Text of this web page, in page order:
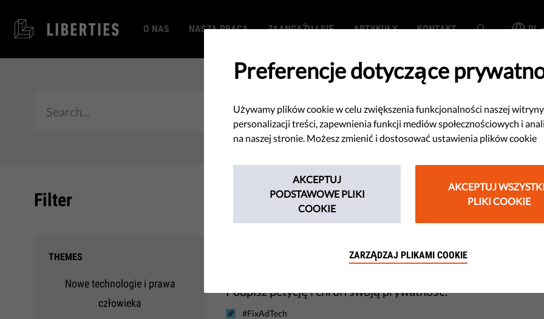
O NAS NASZA PRACA ZAANGAŻUJ SIĘ ARTYKUŁY KONTAKT PL
SEARCH
Filter
THEMES
Nowe technologie i prawa
człowieka
Twoje dane to Twoja sprawa. Niech
się na swoich własnych.
Podpisz petycję i chroń swoją prywatność.
#FixAdTech
Preferencje dotyczące
Używamy plików cookie w celu zwiększenia funkcjonalności naszej
personalizacji treści, zapewnienia funkcji mediów społecznościowych i
na naszej stronie. Możesz zmienić i dostosować ustawienia plików cookie
AKCEPTUJ
PODSTAWOWE PLIKI
COOKIE
AKCEPTUJ
PLIKI COOKIE
ZARZĄDZAJ PLIKAMI COOKIE